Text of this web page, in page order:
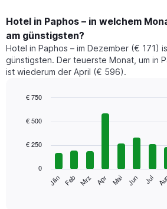
Hotel in Paphos – in welchem
am günstigsten?
Hotel in Paphos – im Dezember (€ 171)
günstigsten. Der teuerste Monat, um in
ist wiederum der April (€ 596).
chart
bars.
folgende
graphic.
Jän Feb Mrz Apr Mai Jun Jul
0
€ 250
€ 500
€ 750